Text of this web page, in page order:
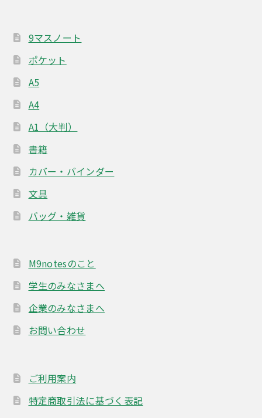
ン
9マスノート
ポケット
A5
A4
A1（大判）
書籍
カバー・バインダー
文具
バッグ・雑貨
M9notesのこと
学生のみなさまへ
企業のみなさまへ
お問い合わせ
ご利用案内
特定商取引法に基づく表記